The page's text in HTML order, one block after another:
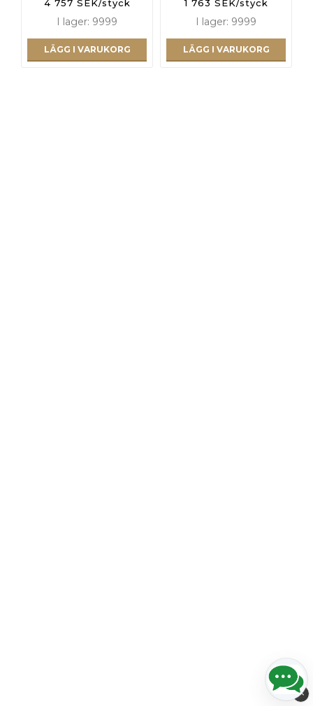
4 757 SEK/styck
I lager: 9999
LÄGG I VARUKORG
1 763 SEK/styck
I lager: 9999
LÄGG I VARUKORG